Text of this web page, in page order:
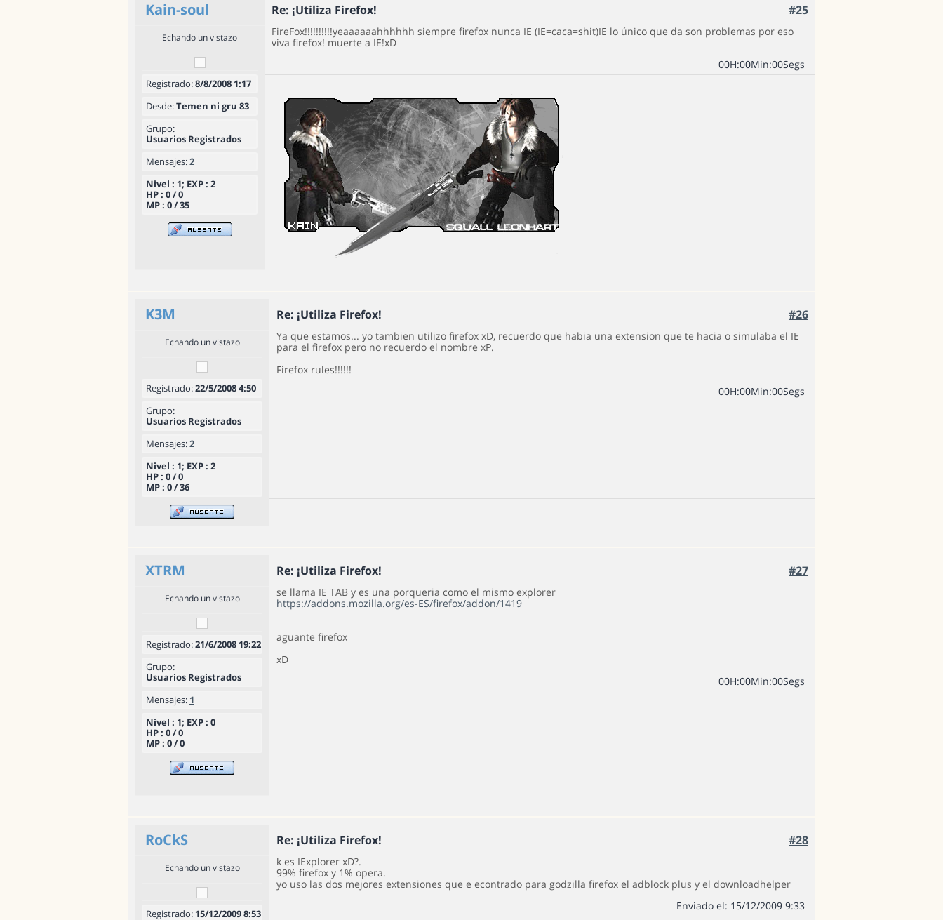
Kain-soul Re: ¡Utiliza Firefox! #25
Echando un vistazo
Registrado:8/8/2008 1:17
Desde:Temen ni gru 83
Grupo:
Usuarios Registrados
Mensajes:2
Nivel : 1; EXP : 2
HP : 0 / 0
MP : 0 / 35
FireFox!!!!!!!!!!yeaaaaaahhhhhh siempre firefox nunca IE (IE=caca=shit)IE lo único que da son problemas por eso
viva firefox! muerte a IE!xD
00H:00Min:00Segs
K3M Re: ¡Utiliza Firefox! #26
Echando un vistazo
Registrado:22/5/2008 4:50
Grupo:
Usuarios Registrados
Mensajes:2
Nivel : 1; EXP : 2
HP : 0 / 0
MP : 0 / 36
Ya que estamos... yo tambien utilizo firefox xD, recuerdo que habia una extension que te hacia o simulaba el IE
para el firefox pero no recuerdo el nombre xP.
Firefox rules!!!!!!
00H:00Min:00Segs
XTRM Re: ¡Utiliza Firefox! #27
Echando un vistazo
Registrado:21/6/2008 19:22
Grupo:
Usuarios Registrados
Mensajes: 1
Nivel : 1; EXP : 0
HP : 0 / 0
MP : 0 / 0
se llama IE TAB y es una porqueria como el mismo explorer
https://addons.mozilla.org/es-ES/firefox/addon/1419
aguante firefox
xD
00H:00Min:00Segs
RoCkS Re: ¡Utiliza Firefox! #28
Echando un vistazo
Registrado: 15/12/2009 8:53
k es IExplorer xD?.
99% firefox y 1% opera.
yo uso las dos mejores extensiones que e econtrado para godzilla firefox el adblock plus y el downloadhelper
Enviado el: 15/12/2009 9:33